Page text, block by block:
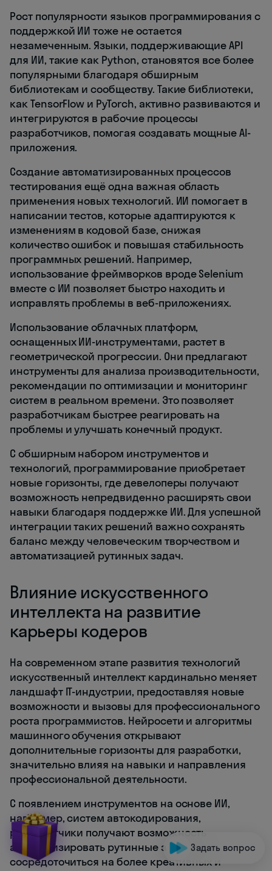
Рост популярности языков программирования с
поддержкой ИИ тоже не остается
незамеченным. Языки, поддерживающие API
для ИИ, такие как Python, становятся все более
популярными благодаря обширным
библиотекам и сообществу. Такие библиотеки,
как TensorFlow и PyTorch, активно развиваются и
интегрируются в рабочие процессы
разработчиков, помогая создавать мощные AI-
приложения.
Создание автоматизированных процессов
тестирования ещё одна важная область
применения новых технологий. ИИ помогает в
написании тестов, которые адаптируются к
изменениям в кодовой базе, снижая
количество ошибок и повышая стабильность
программных решений. Например,
использование фреймворков вроде Selenium
вместе с ИИ позволяет быстро находить и
исправлять проблемы в веб-приложениях.
Использование облачных платформ,
оснащенных ИИ-инструментами, растет в
геометрической прогрессии. Они предлагают
инструменты для анализа производительности,
рекомендации по оптимизации и мониторинг
систем в реальном времени. Это позволяет
разработчикам быстрее реагировать на
проблемы и улучшать конечный продукт.
С обширным набором инструментов и
технологий, программирование приобретает
новые горизонты, где девелоперы получают
возможность непредвиденно расширять свои
навыки благодаря поддержке ИИ. Для успешной
интеграции таких решений важно сохранять
баланс между человеческим творчеством и
автоматизацией рутинных задач.
Влияние искусственного
интеллекта на развитие
карьеры кодеров
На современном этапе развития технологий
искусственный интеллект кардинально меняет
ландшафт IT-индустрии, предоставляя новые
возможности и вызовы для профессионального
роста программистов. Нейросети и алгоритмы
машинного обучения открывают
дополнительные горизонты для разработки,
значительно влияя на навыки и направления
профессиональной деятельности.
С появлением инструментов на основе ИИ,
например, систем автокодирования,
разработчики получают возможность
автоматизировать рутинные задачи и
сосредоточиться на более креативных и
Задать вопрос